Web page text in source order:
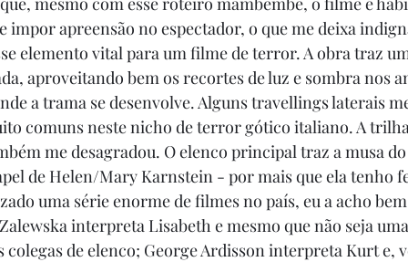
impor apreensão no espectador, o que me deixa
elemento vital para um filme de terror. A obra traz
aproveitando bem os recortes de luz e sombra nos
a trama se desenvolve. Alguns travellings laterais
comuns neste nicho de terror gótico italiano. A
me desagradou. O elenco principal traz a musa
de Helen/Mary Karnstein - por mais que ela tenho
uma série enorme de filmes no país, eu a acho
interpreta Lisabeth e mesmo que não seja
colegas de elenco; George Ardisson interpreta Kurt e,